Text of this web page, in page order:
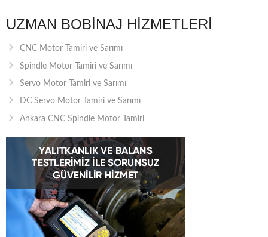
UZMAN BOBINAJ HIZMETLERI
CNC Motor Tamiri ve Sarımı
Spindle Motor Tamiri ve Sarımı
Servo Motor Tamiri ve Sarımı
DC Servo Motor Tamiri ve Sarımı
Ankara CNC Spindle Motor Tamiri